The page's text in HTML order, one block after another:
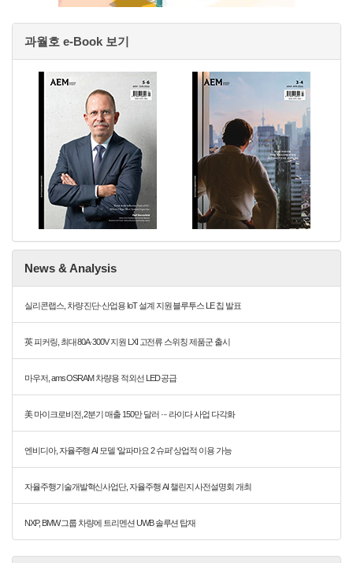
과월호 e-Book 보기
News & Analysis
실리콘랩스, 차량 진단·산업용 IoT 설계 지원 블루투스 LE 칩 발표
英 피커링, 최대 80A·300V 지원 LXI 고전류 스위칭 제품군 출시
마우저, ams OSRAM 차량용 적외선 LED 공급
美 마이크로비전, 2분기 매출 150만 달러 ··· 라이다 사업 다각화
엔비디아, 자율주행 AI 모델 ‘알파마요 2 슈퍼’ 상업적 이용 가능
자율주행기술개발혁신사업단, 자율주행 AI 챌린지 사전설명회 개최
NXP, BMW 그룹 차량에 트리멘션 UWB 솔루션 탑재